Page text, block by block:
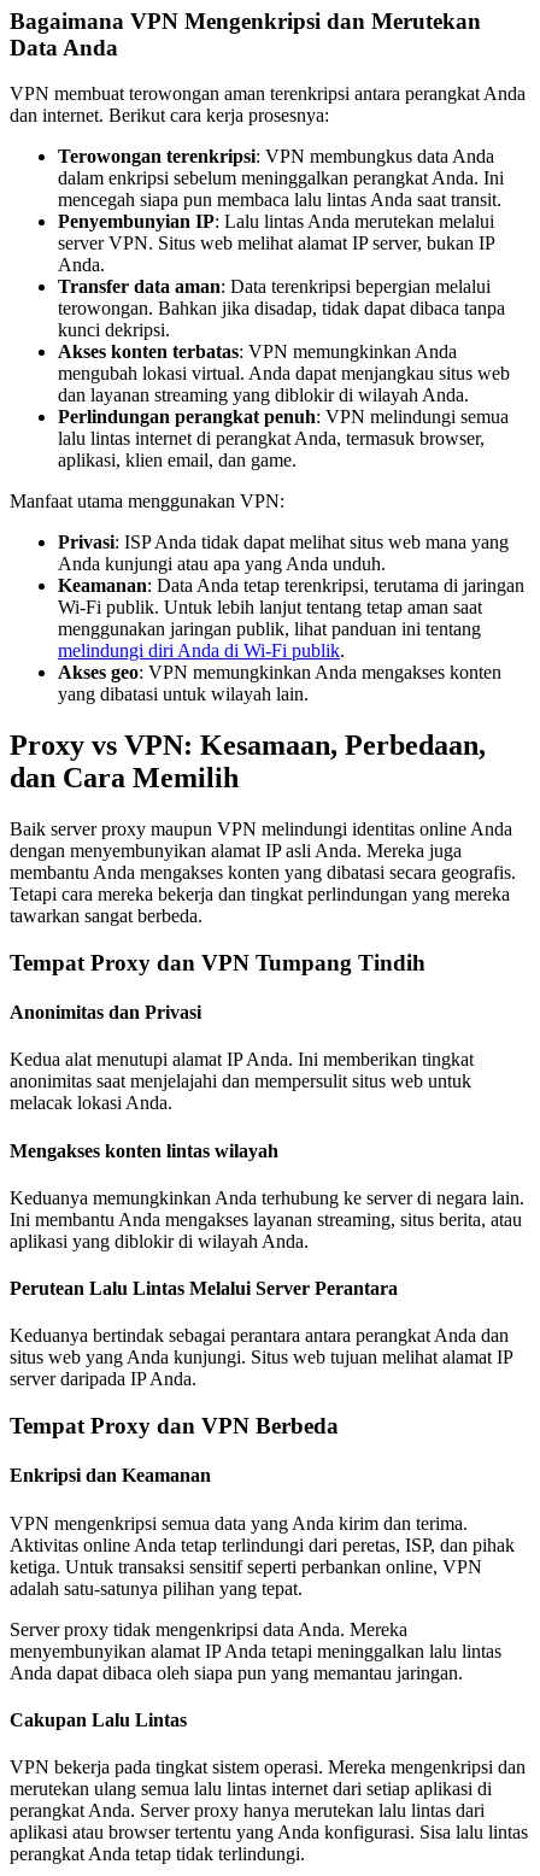
Bagaimana VPN Mengenkripsi dan Merutekan
Data Anda
VPN membuat terowongan aman terenkripsi antara perangkat Anda
dan internet. Berikut cara kerja prosesnya:
Terowongan terenkripsi: VPN membungkus data Anda
dalam enkripsi sebelum meninggalkan perangkat Anda. Ini
mencegah siapa pun membaca lalu lintas Anda saat transit.
Penyembunyian IP: Lalu lintas Anda merutekan melalui
server VPN. Situs web melihat alamat IP server, bukan IP
Anda.
Transfer data aman: Data terenkripsi bepergian melalui
terowongan. Bahkan jika disadap, tidak dapat dibaca tanpa
kunci dekripsi.
Akses konten terbatas: VPN memungkinkan Anda
mengubah lokasi virtual. Anda dapat menjangkau situs web
dan layanan streaming yang diblokir di wilayah Anda.
Perlindungan perangkat penuh: VPN melindungi semua
lalu lintas internet di perangkat Anda, termasuk browser,
aplikasi, klien email, dan game.
Manfaat utama menggunakan VPN:
Privasi: ISP Anda tidak dapat melihat situs web mana yang
Anda kunjungi atau apa yang Anda unduh.
Keamanan: Data Anda tetap terenkripsi, terutama di jaringan
Wi-Fi publik. Untuk lebih lanjut tentang tetap aman saat
menggunakan jaringan publik, lihat panduan ini tentang
melindungi diri Anda di Wi-Fi publik.
Akses geo: VPN memungkinkan Anda mengakses konten
yang dibatasi untuk wilayah lain.
Proxy vs VPN: Kesamaan, Perbedaan,
dan Cara Memilih
Baik server proxy maupun VPN melindungi identitas online Anda
dengan menyembunyikan alamat IP asli Anda. Mereka juga
membantu Anda mengakses konten yang dibatasi secara geografis.
Tetapi cara mereka bekerja dan tingkat perlindungan yang mereka
tawarkan sangat berbeda.
Tempat Proxy dan VPN Tumpang Tindih
Anonimitas dan Privasi
Kedua alat menutupi alamat IP Anda. Ini memberikan tingkat
anonimitas saat menjelajahi dan mempersulit situs web untuk
melacak lokasi Anda.
Mengakses konten lintas wilayah
Keduanya memungkinkan Anda terhubung ke server di negara lain.
Ini membantu Anda mengakses layanan streaming, situs berita, atau
aplikasi yang diblokir di wilayah Anda.
Perutean Lalu Lintas Melalui Server Perantara
Keduanya bertindak sebagai perantara antara perangkat Anda dan
situs web yang Anda kunjungi. Situs web tujuan melihat alamat IP
server daripada IP Anda.
Tempat Proxy dan VPN Berbeda
Enkripsi dan Keamanan
VPN mengenkripsi semua data yang Anda kirim dan terima.
Aktivitas online Anda tetap terlindungi dari peretas, ISP, dan pihak
ketiga. Untuk transaksi sensitif seperti perbankan online, VPN
adalah satu-satunya pilihan yang tepat.
Server proxy tidak mengenkripsi data Anda. Mereka
menyembunyikan alamat IP Anda tetapi meninggalkan lalu lintas
Anda dapat dibaca oleh siapa pun yang memantau jaringan.
Cakupan Lalu Lintas
VPN bekerja pada tingkat sistem operasi. Mereka mengenkripsi dan
merutekan ulang semua lalu lintas internet dari setiap aplikasi di
perangkat Anda. Server proxy hanya merutekan lalu lintas dari
aplikasi atau browser tertentu yang Anda konfigurasi. Sisa lalu lintas
perangkat Anda tetap tidak terlindungi.